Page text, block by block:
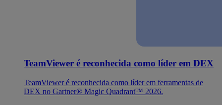
TeamViewer é reconhecida como líder em DEX
TeamViewer é reconhecida como líder em ferramentas de
DEX no Gartner® Magic Quadrant™ 2026.